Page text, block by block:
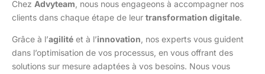
Chez Advyteam , nous nous engageons à accompagner nos
clients dans chaque étape de leur transformation digitale.
Grâce à l’agilité et à l’innovation , nos experts vous guident
dans l’optimisation de vos processus, en vous offrant des
solutions sur mesure adaptées à vos besoins. Nous vous